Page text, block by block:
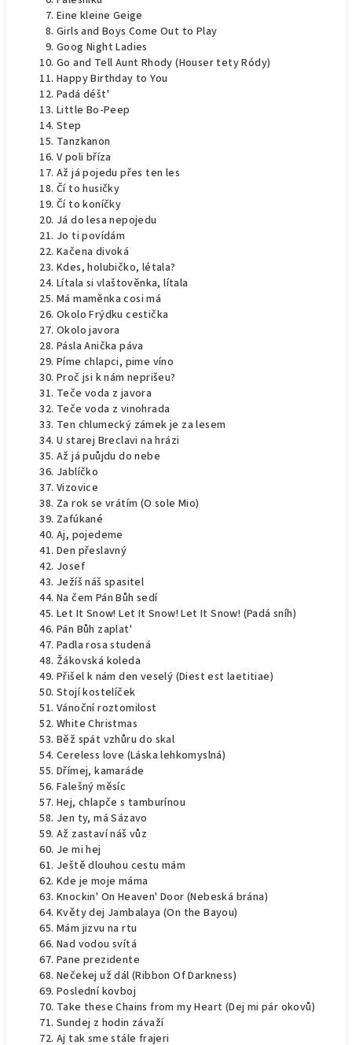
Eine kleine Geige
Girls and Boys Come Out to Play
Goog Night Ladies
Go and Tell Aunt Rhody (Houser tety Ródy)
Happy Birthday to You
Padá déšt'
Little Bo-Peep
Step
Tanzkanon
V poli bříza
Až já pojedu přes ten les
Čí to husičky
Čí to koníčky
Já do lesa nepojedu
Jo ti povídám
Kačena divoká
Kdes, holubičko, létala?
Lítala si vlaštověnka, lítala
Má maměnka cosi má
Okolo Frýdku cestička
Okolo javora
Pásla Anička páva
Píme chlapci, pime víno
Proč jsi k nám neprišeu?
Teče voda z javora
Teče voda z vinohrada
Ten chlumecký zámek je za lesem
U starej Breclavi na hrázi
Až já puůjdu do nebe
Jablíčko
Vizovice
Za rok se vrátím (O sole Mio)
Zafúkané
Aj, pojedeme
Den přeslavný
Josef
Ježíš náš spasitel
Na čem Pán Bůh sedí
Let It Snow! Let It Snow! Let It Snow! (Padá sníh)
Pán Bůh zaplat'
Padla rosa studená
Žákovská koleda
Přišel k nám den veselý (Diest est laetitiae)
Stojí kostelíček
Vánoční roztomilost
White Christmas
Běž spát vzhůru do skal
Cereless love (Láska lehkomyslná)
Dřímej, kamaráde
Falešný měsíc
Hej, chlapče s tamburínou
Jen ty, má Sázavo
Až zastaví náš vůz
Je mi hej
Ještě dlouhou cestu mám
Kde je moje máma
Knockin' On Heaven' Door (Nebeská brána)
Květy dej Jambalaya (On the Bayou)
Mám jizvu na rtu
Nad vodou svítá
Pane prezidente
Nečekej už dál (Ribbon Of Darkness)
Poslední kovboj
Take these Chains from my Heart (Dej mi pár okovů)
Sundej z hodin závaží
Aj tak sme stále frajeri